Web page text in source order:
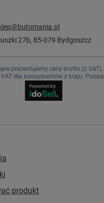
27b, 85-079 Bydgoszcz
prezentujemy ceny brutto (z VAT).
dla konsumentów z kraju: Polska
produkt